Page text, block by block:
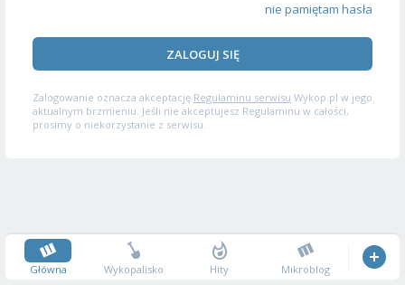
nie pamiętam hasła
ZALOGUJ SIĘ
Zalogowanie oznacza akceptację Regulaminu serwisu Wykop.pl w jego
aktualnym brzmieniu. Jeśli nie akceptujesz Regulaminu w całości,
prosimy o niekorzystanie z serwisu.
Główna Wykopalisko Hity Mikroblog